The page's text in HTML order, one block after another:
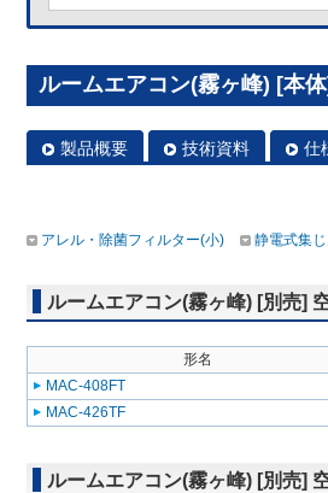
ルームエアコン(霧ヶ峰) [本
製品概要 技術資料 仕
アレル・除菌フィルター(小) 静電式集
ルームエアコン(霧ヶ峰) [別売]
形名
MAC-408FT
MAC-426TF
ルームエアコン(霧ヶ峰) [別売]